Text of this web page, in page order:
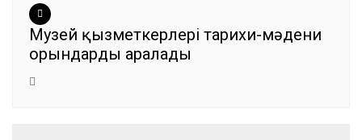
Музей қызметкерлері тарихи-мәдени
орындарды аралады